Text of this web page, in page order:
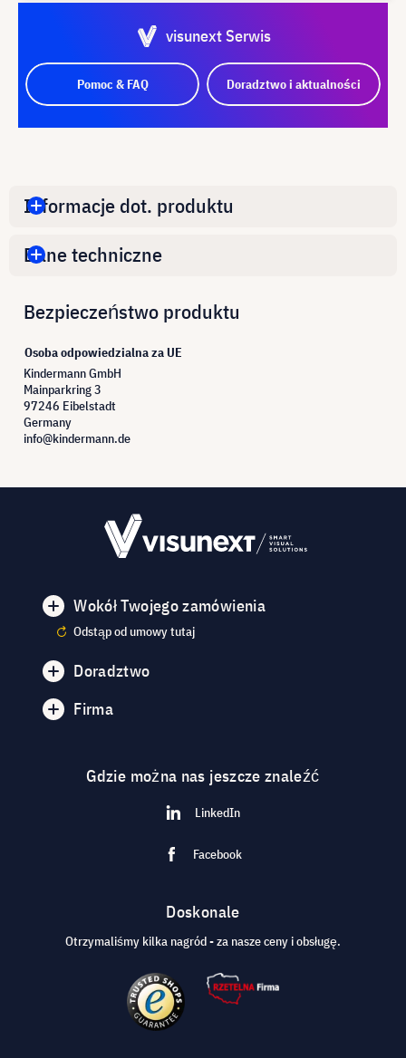
visunext Serwis
Pomoc & FAQ Doradztwo i aktualności
Informacje dot. produktu
Dane techniczne
Bezpieczeństwo produktu
Osoba odpowiedzialna za UE
Kindermann GmbH
Mainparkring 3
97246 Eibelstadt
Germany
info@kindermann.de
Wokół Twojego zamówienia
Odstąp od umowy tutaj
Doradztwo
Firma
Gdzie można nas jeszcze znaleźć
LinkedIn
Facebook
Doskonale
Otrzymaliśmy kilka nagród - za nasze ceny i obsługę.